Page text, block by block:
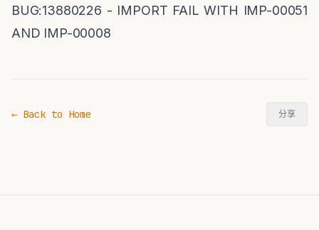
BUG:13880226 - IMPORT FAIL WITH IMP-00051
AND IMP-00008
← Back to Home 分享